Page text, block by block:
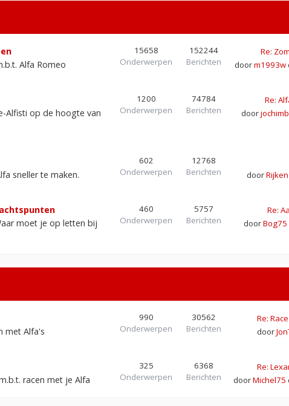
Alfa Romeo
15658
Onderwerpen
152244
Berichten
Re:
doorm1993w
Alfisti op de hoogte van
1200
Onderwerpen
74784
Berichten
Re:
door
sneller te maken.
602
Onderwerpen
12768
Berichten
doorRijken
moet je op letten bij
460
Onderwerpen
5757
Berichten
Re:
doorBog75
met Alfa's
990
Onderwerpen
30562
Berichten
Re:
door
racen met je Alfa
325
Onderwerpen
6368
Berichten
Re:
doorMichel75